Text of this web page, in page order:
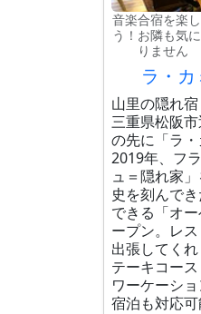
音楽合宿を楽
う！お隣も気
りません
ラ・
山里の隠れ
三重県松阪
の先に「ラ・
2019年、フ
ュ＝隠れ家
史を刻んで
できる「オ
ープン。レ
出張してく
テーキコース
ワーケーシ
宿泊も対応可